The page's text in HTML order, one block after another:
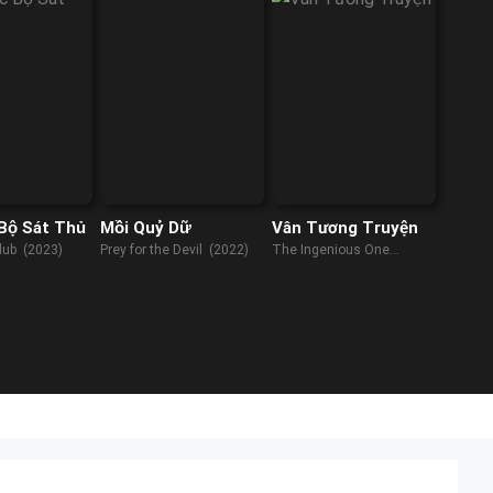
Sát Thủ
(2023)
Mồi Quỷ Dữ
Prey for the Devil (2022)
Vân Tương Truyện
The Ingenious One